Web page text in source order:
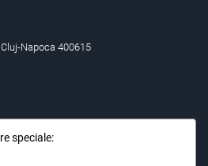
Napoca 400615
speciale: